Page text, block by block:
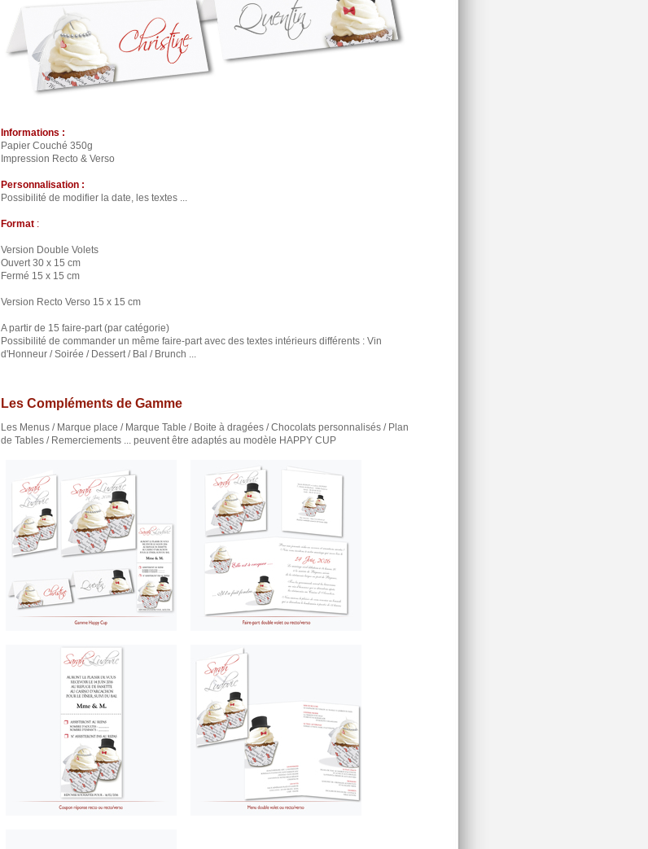
Informations :
Papier Couché 350g
Impression Recto & Verso
Personnalisation :
Possibilité de modifier la date, les textes ...
Format:
Version Double Volets
Ouvert 30 x 15 cm
Fermé 15 x 15 cm
Version Recto Verso 15 x 15 cm
A partir de 15 faire-part (par catégorie)
Possibilité de commander un même faire-part avec des textes intérieurs différents : Vin
d'Honneur / Soirée / Dessert / Bal / Brunch ...
Les Compléments de Gamme
Les Menus / Marque place / Marque Table / Boite à dragées / Chocolats personnalisés / Plan
de Tables / Remerciements ... peuvent être adaptés au modèle HAPPY CUP